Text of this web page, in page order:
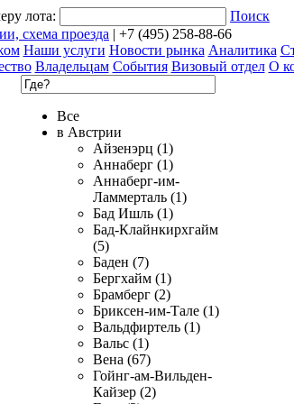
лота:
Поиск
схема проезда | +7 (495) 258-88-66
Наши услуги Новости рынка Аналитика
Владельцам События Визовый отдел О
Все
в Австрии
Айзенэрц (1)
Аннаберг (1)
Аннаберг-им-
Ламмерталь (1)
Бад Ишль (1)
Бад-Клайнкирхгайм
(5)
Баден (7)
Бергхайм (1)
Брамберг (2)
Бриксен-им-Тале (1)
Вальдфиртель (1)
Вальс (1)
Вена (67)
Гойнг-ам-Вильден-
Кайзер (2)